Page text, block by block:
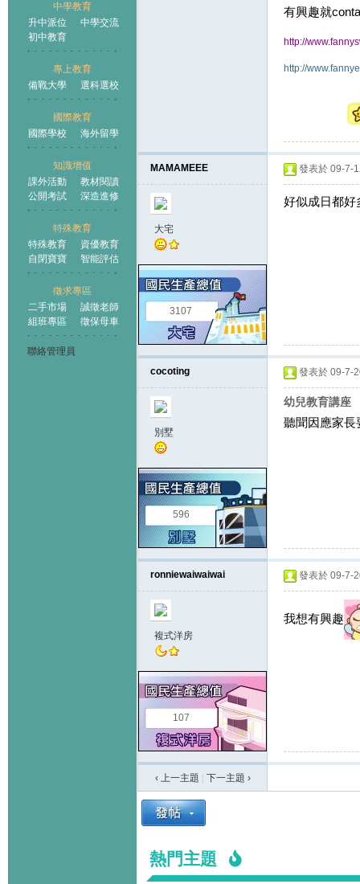
中學教育
升中派位
中學交流
初中教育
專上教育
備戰大學
選科選校
國際教育
國際學校
海外留學
知識增值
課外活動
教材閱讀
公開考試
深造進修
特殊教育
特殊教育
資優教育
自閉寶寶
智能評估
徵求專區
二手市場
誠徵老師
組班專區
徵保母車
聯絡管理員
有興趣就
http://
http://
MAMAMEEE
大宅
3107
發表於 09-7-
好似成日都好
cocoting
別墅
596
發表於 09-7-
幼兒教育講座
聽聞因應家長
ronniewaiwaiwai
複式洋房
107
發表於 09-7-
我想有興趣
‹ 上一主題 下一主題 ›
熱門主題